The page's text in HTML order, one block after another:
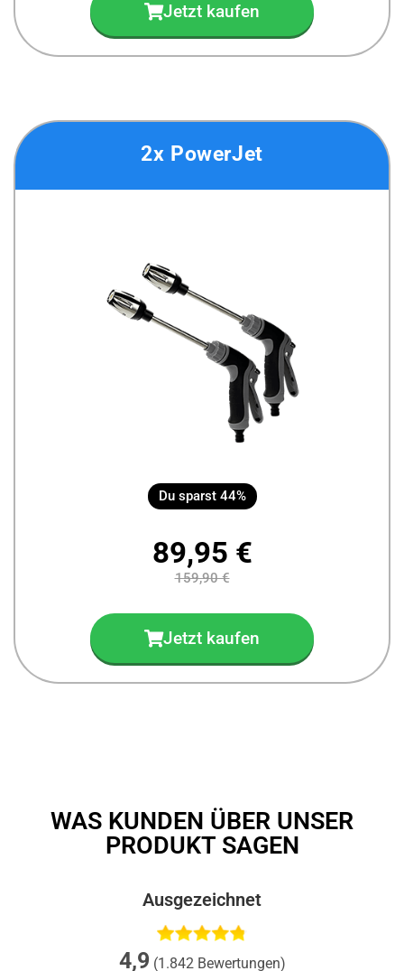
Jetzt kaufen
2x PowerJet
Du sparst 44%
89,95 €
159,90 €
Jetzt kaufen
WAS KUNDEN ÜBER UNSER
PRODUKT SAGEN
Ausgezeichnet
4,9 (1.842 Bewertungen)